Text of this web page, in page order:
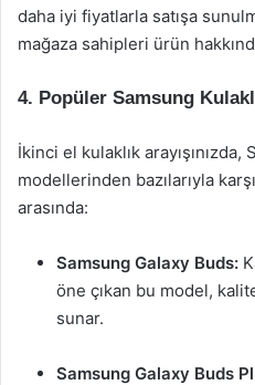
daha iyi fiyatlarla satışa
mağaza sahipleri ürün
4. Popüler Samsung
İkinci el kulaklık arayışınızda,
modellerinden bazılarıyla
arasında:
Samsung Galaxy Buds:
öne çıkan bu model,
sunar.
Samsung Galaxy Buds